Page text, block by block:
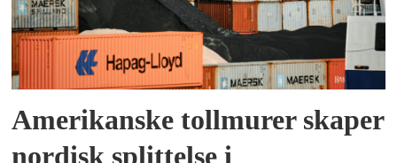
Amerikanske tollmurer skaper
nordisk splittelse i